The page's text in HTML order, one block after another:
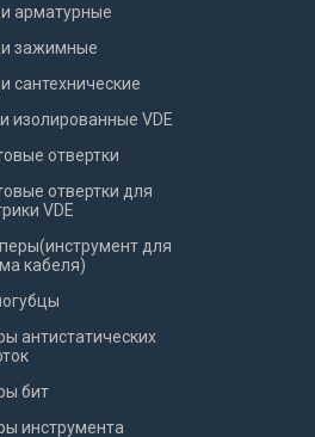
арматурные
зажимные
сантехнические
изолированные VDE
отвертки
отвертки для
VDE
для
кабеля)
антистатических
бит
инструмента